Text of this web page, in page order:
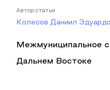
Автор статьи
Колесов Даниил
Межмуниципальное
Дальнем Востоке